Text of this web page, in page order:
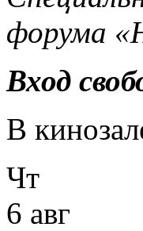
форума
Вход
В
Чт
6 авг